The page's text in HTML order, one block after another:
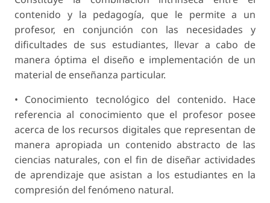
contenido y la pedagogía, que le permite a un
profesor, en conjunción con las necesidades y
dificultades de sus estudiantes, llevar a cabo de
manera óptima el diseño e implementación de un
material de enseñanza particular.
• Conocimiento tecnológico del contenido. Hace
referencia al conocimiento que el profesor posee
acerca de los recursos digitales que representan de
manera apropiada un contenido abstracto de las
ciencias naturales, con el fin de diseñar actividades
de aprendizaje que asistan a los estudiantes en la
compresión del fenómeno natural.